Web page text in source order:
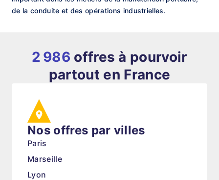
de la conduite et des opérations industrielles.
2 986 offres à pourvoir
partout en France
Nos offres par villes
Paris
Marseille
Lyon